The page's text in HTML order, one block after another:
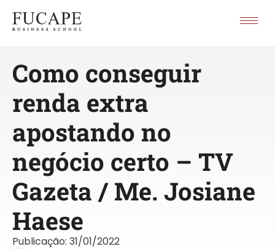
Como conseguir
renda extra
apostando no
negócio certo – TV
Gazeta / Me. Josiane
Haese
Publicação: 31/01/2022